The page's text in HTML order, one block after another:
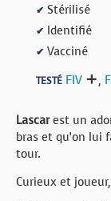
✔ Stérilisé
✔ Identifié
✔ Vacciné
TESTÉ FIV ,
Lascarest un
bras et qu’on lui
tour.
Curieux et